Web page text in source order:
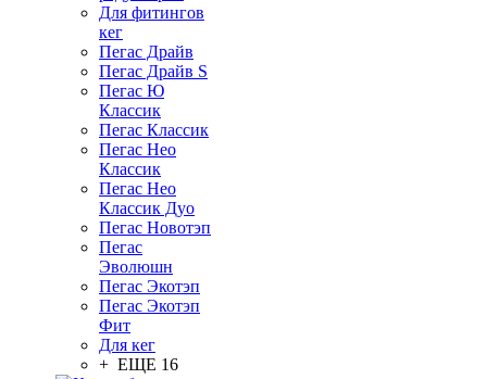
Для фитингов
кег
Пегас Драйв
Пегас Драйв S
Пегас Ю
Классик
Пегас Классик
Пегас Нео
Классик
Пегас Нео
Классик Дуо
Пегас Новотэп
Пегас
Эволюшн
Пегас Экотэп
Пегас Экотэп
Фит
Для кег
+ ЕЩЕ 16